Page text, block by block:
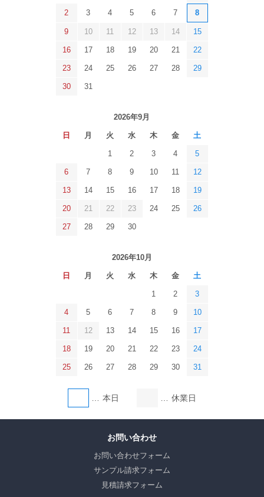
2 3 4 5 6 7 8
9 10 11 12 13 14 15
16 17 18 19 20 21 22
23 24 25 26 27 28 29
30 31
2026年9月
日 月 火 水 木 金 土
1 2 3 4 5
6 7 8 9 10 11 12
13 14 15 16 17 18 19
20 21 22 23 24 25 26
27 28 29 30
2026年10月
日 月 火 水 木 金 土
1 2 3
4 5 6 7 8 9 10
11 12 13 14 15 16 17
18 19 20 21 22 23 24
25 26 27 28 29 30 31
本日 休業日
お問い合わせ
お問い合わせフォーム
サンプル請求フォーム
見積請求フォーム